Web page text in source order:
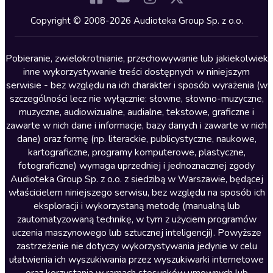
Kryminały
Lektury szkolne
Literatura anglojęzyczna
Literatura faktu
Literatura obyczajowa
Literatura piękna obca
Literatura piękna polska
Nagrania relaksacyjne
Nauka języków
Nauki humanistyczne
Podcasty i audycje
Polityka
Prasa
Copyright © 2008-2026 Audioteka Group Sp. z o.o.
Pobieranie, zwielokrotnianie, przechowywanie lub jakiekolwiek
inne wykorzystywanie treści dostępnych w niniejszym
serwisie - bez względu na ich charakter i sposób wyrażenia (w
szczególności lecz nie wyłącznie: słowne, słowno-muzyczne,
muzyczne, audiowizualne, audialne, tekstowe, graficzne i
zawarte w nich dane i informacje, bazy danych i zawarte w nich
dane) oraz formę (np. literackie, publicystyczne, naukowe,
kartograficzne, programy komputerowe, plastyczne,
fotograficzne) wymaga uprzedniej i jednoznacznej zgody
Audioteka Group Sp. z o.o. z siedzibą w Warszawie, będącej
właścicielem niniejszego serwisu, bez względu na sposób ich
eksploracji i wykorzystaną metodę (manualną lub
zautomatyzowaną technikę, w tym z użyciem programów
uczenia maszynowego lub sztucznej inteligencji). Powyższe
zastrzeżenie nie dotyczy wykorzystywania jedynie w celu
ułatwienia ich wyszukiwania przez wyszukiwarki internetowe